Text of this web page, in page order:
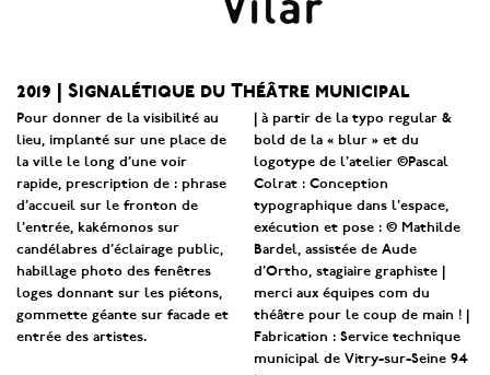
2019 | Signalétique du Théâtre municipal
Pour donner de la visibilité au
lieu, implanté sur une place de
la ville le long d’une voir
rapide, prescription de : phrase
d’accueil sur le fronton de
l’entrée, kakémonos sur
candélabres d’éclairage public,
habillage photo des fenêtres
loges donnant sur les piétons,
gommette géante sur facade et
entrée des artistes.
| à partir de la typo regular &
bold de la « blur » et du
logotype de l’atelier ©Pascal
Colrat : Conception
typographique dans l’espace,
exécution et pose : © Mathilde
Bardel, assistée de Aude
d’Ortho, stagiaire graphiste |
merci aux équipes com du
théâtre pour le coup de main ! |
Fabrication : Service technique
municipal de Vitry-sur-Seine 94